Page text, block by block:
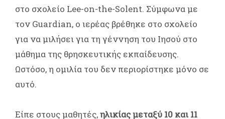
στο σχολείο Lee-on-the-Solent. Σύμφωνα με
τον Guardian, ο ιερέας βρέθηκε στο σχολείο
για να μιλήσει για τη γέννηση του Ιησού στο
μάθημα της θρησκευτικής εκπαίδευσης.
Ωστόσο, η ομιλία του δεν περιορίστηκε μόνο σε
αυτό.
Είπε στους μαθητές,ηλικίας μεταξύ 10 και 11